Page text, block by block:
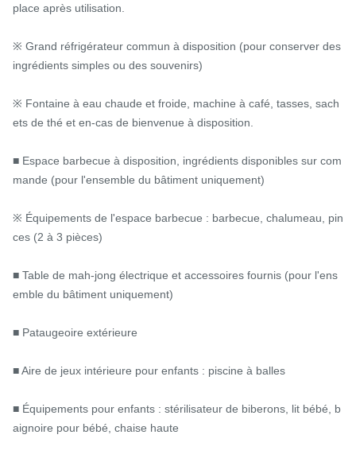
place après utilisation.
※ Grand réfrigérateur commun à disposition (pour conserver des
ingrédients simples ou des souvenirs)
※ Fontaine à eau chaude et froide, machine à café, tasses, sach
ets de thé et en-cas de bienvenue à disposition.
■ Espace barbecue à disposition, ingrédients disponibles sur com
mande (pour l'ensemble du bâtiment uniquement)
※ Équipements de l'espace barbecue : barbecue, chalumeau, pin
ces (2 à 3 pièces)
■ Table de mah-jong électrique et accessoires fournis (pour l'ens
emble du bâtiment uniquement)
■ Pataugeoire extérieure
■ Aire de jeux intérieure pour enfants : piscine à balles
■ Équipements pour enfants : stérilisateur de biberons, lit bébé, b
aignoire pour bébé, chaise haute